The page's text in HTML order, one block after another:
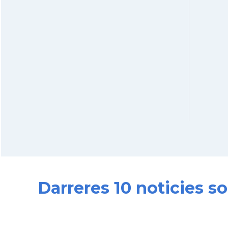
Darreres 10 noticies